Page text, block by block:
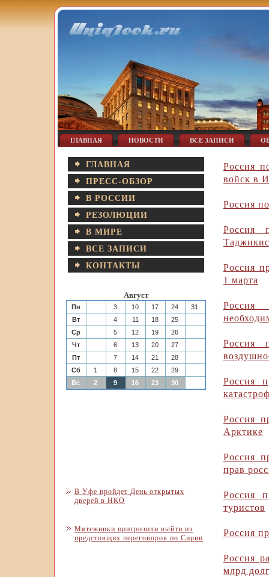
ГЛАВНАЯ НОВОСТИ ВСЕ ЗАПИСИ
ГЛАВНАЯ
ПРЕСС-ОБЗОР
В РОССИИ
РЕЗОЛЮЦИИ
В МИРЕ
ВСЕ ЗАПИСИ
КОНТАКТЫ
Август
Пн 3 10 17 24
31
Вт
4 11 18
25
Ср
5 12 19
26
Чт
6 13 20
27
Пт
7 14 21
28
Сб
1 8 15 22
29
Вс
2 9 16 23 30
В Уфе пройдет День открытых
дверей в НКО
Мятежники пригрозили выйти из
предстоящих переговоров по Сирии
Россия
войск в
Россия
Россия
Россия
1 марта
Россия
Россия
Россия
Россия
Арктике
Россия
прав
Россия
туристов
Россия
Россия
млрд